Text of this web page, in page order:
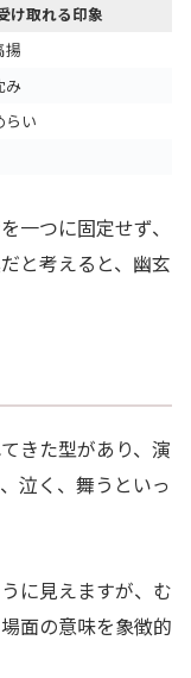
け取れる印象
揚
み
らい
一つに固定せず、
と考えると、幽玄
きた型があり、演
泣く、舞うといっ
に見えますが、む
面の意味を象徴的